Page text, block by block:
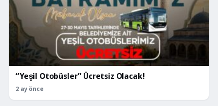
“Yeşil Otobüsler” Ücretsiz Olacak!
2 ay önce